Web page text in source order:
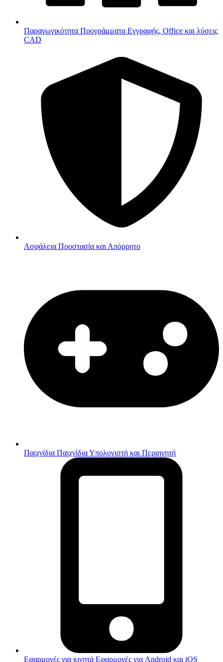
Παραγωγικότητα Προγράμματα Εγγραφής, Office και λύσεις
CAD
Ασφάλεια Προστασία και Απόρρητο
Παιχνίδια Παιχνίδια Υπολογιστή και Περιηγητή
Εφαρμογές για κινητά Εφαρμογές για Android και iOS